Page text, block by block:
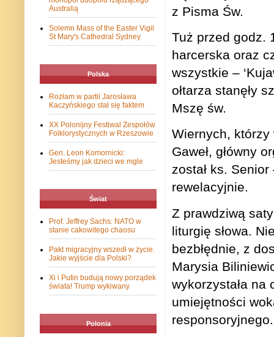
z Pisma Św.
Tuż przed godz.
harcerska oraz
wszystkie –
ołtarza stanęły
Mszę św.
Wiernych, którzy
Gaweł, główny
został ks.
rewelacyjnie.
Z prawdziwą
liturgię słowa.
bezbłędnie, z
Marysia
wykorzystała na
umiejętności
responsoryjnego.
Australią
Solemn Mass of the Easter Vigil
St Mary's Cathedral Sydney
Polska
Rozłam w partii Jarosława
Kaczyńskiego stał się faktem
XX Polonijny Festiwal Zespołów
Folklorystycznych w Rzeszowie
Gen. Leon Komornicki:
Jesteśmy jak dzieci we mgle
Świat
Prof. Jeffrey Sachs: NATO w
stanie cakowitego chaosu
Pakt migracyjny wszedł w życie.
Jakie wyjście dla Polski?
Xi i Putin budują nowy porządek
świata! Trump wykiwany
Polonia